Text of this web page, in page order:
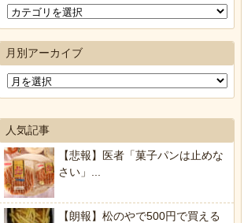
月別アーカイブ
人気記事
【悲報】医者「菓子パンは止めな
さい」...
【朗報】松のやで500円で買える